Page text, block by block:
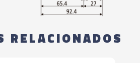
RELACIONADOS